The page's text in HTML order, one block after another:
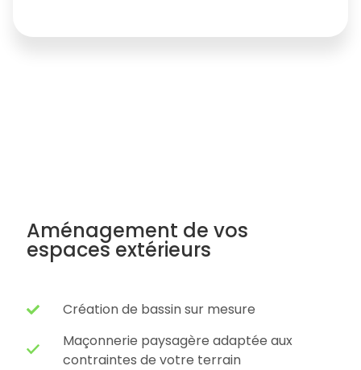
Aménagement de vos
espaces extérieurs
Création de bassin sur mesure
Maçonnerie paysagère adaptée aux
contraintes de votre terrain